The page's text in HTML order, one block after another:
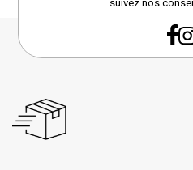
suivez nos